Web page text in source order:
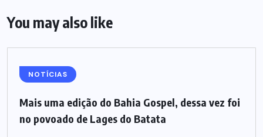
You may also like
NOTÍCIAS
Mais uma edição do Bahia Gospel, dessa vez foi
no povoado de Lages do Batata